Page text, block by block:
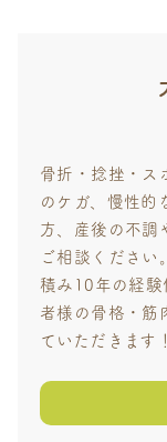
骨折・捻挫・ス
のケガ、慢性的
方、産後の不調
ご相談くださ
積み10年の経験
者様の骨格・筋
ていただきます！